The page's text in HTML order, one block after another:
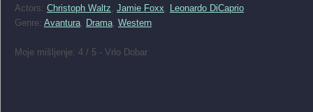
Actors: Christoph Waltz, Jamie Foxx, Leonardo DiCaprio
Genre: Avantura, Drama, Western
Moje mišljenje: 4 / 5 - Vrlo Dobar